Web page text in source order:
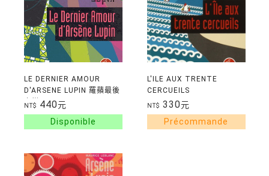
LE DERNIER AMOUR
D'ARSENE LUPIN 羅蘋最後
之戀
NT$ 440元
L'ILE AUX TRENTE
CERCUEILS
NT$ 330元